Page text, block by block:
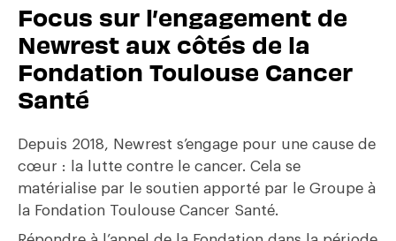
Focus sur l’engagement de
Newrest aux côtés de la
Fondation Toulouse Cancer
Santé
Depuis 2018, Newrest s’engage pour une cause de
cœur : la lutte contre le cancer. Cela se
matérialise par le soutien apporté par le Groupe à
la Fondation Toulouse Cancer Santé.